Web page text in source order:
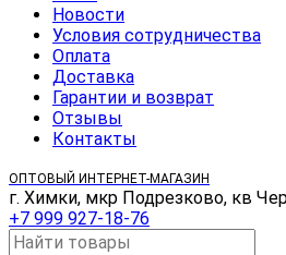
Новости
Условия сотрудничества
Оплата
Доставка
Гарантии и возврат
Отзывы
Контакты
ОПТОВЫЙ ИНТЕРНЕТ-МАГАЗИН
г. Химки, мкр Подрезково, кв
+7 999 927-18-76